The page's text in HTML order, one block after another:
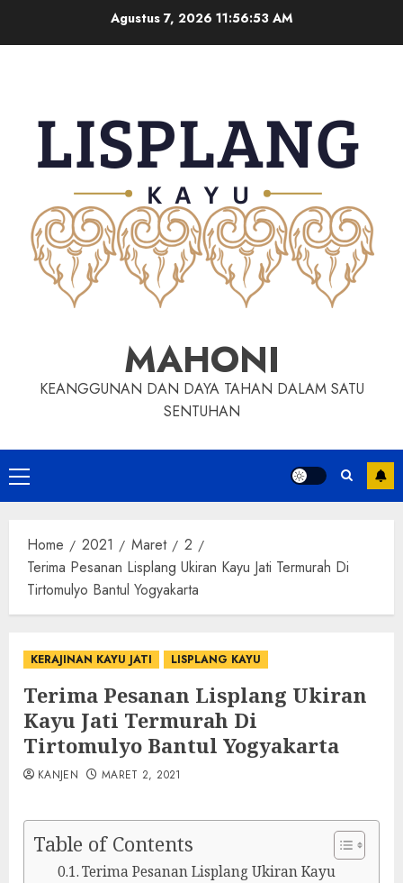
Agustus 7, 2026 11:56:54 AM
MAHONI
KEANGGUNAN DAN DAYA TAHAN DALAM SATU
SENTUHAN
Home 2021 Maret
2
Terima Pesanan Lisplang Ukiran Kayu Jati Termurah Di
Tirtomulyo Bantul Yogyakarta
KERAJINAN KAYU JATI LISPLANG KAYU
Terima Pesanan Lisplang Ukiran
Kayu Jati Termurah Di
Tirtomulyo Bantul Yogyakarta
KANJEN MARET 2, 2021
Table of Contents
Terima Pesanan Lisplang Ukiran Kayu